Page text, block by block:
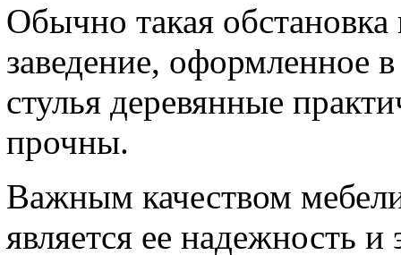
Обычно такая обстановка
заведение, оформленное
стулья деревянные
прочны.
Важным качеством
является ее надежность